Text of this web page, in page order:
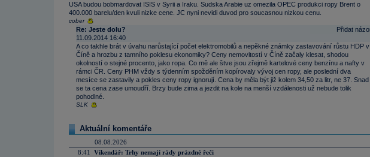
USA budou bobmardovat ISIS v Syrii a Iraku. Sudska Arabie uz omezila OPEC produkci ropy Brent o
400.000 barelu/den kvuli nizke cene. JC nyni nevidi duvod pro soucasnou nizkou cenu.
cober
Přidat
Re: Jeste dolu?
11.09.2014 16:40
A co takhle brát v úvahu narůstající počet elektromobilů a nepěkné známky zastavování růstu HDP v
Číně a hrozbu z tamního poklesu ekonomiky? Ceny nemovitostí v Číně začaly klesat, shodou
okolností o stejné procento, jako ropa. Co mě ale štve jsou zřejmě kartelové ceny benzínu a nafty v
rámci ČR. Ceny PHM vždy s týdenním spožděním kopírovaly vývoj cen ropy, ale poslední dva
mesíce se zastavily a pokles ceny ropy ignorují. Cena by měla být již kolem 34,50 za litr, ne 37. Snad
se ta cena zase umoudří. Brzy bude zima a jezdit na kole na menší vzdálenosti už nebude tolik
pohodlné.
SLK
Aktuální komentáře
08.08.2026
8:41
Víkendář: Trhy nemají rády prázdné řeči